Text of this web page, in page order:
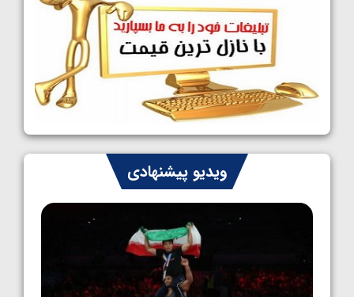
کشتی آزاد نوجوانان جهان؛ رقبای نمایندگان
ایران مشخص شدند
1405/05/08
کشتی فرنگی نوجوانان جهان؛ سکوی تیمی
سوم برای ایران
1405/05/07
ایران چشم به راه چهار مدال در پنج وزن دوم
کشتی فرنگی نوجوانان جهان
1405/05/06
ویدیو پیشنهادی